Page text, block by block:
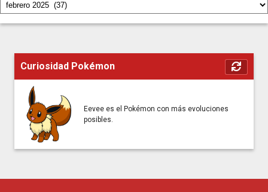
Curiosidad Pokémon
Eevee es el Pokémon con más evoluciones
posibles.